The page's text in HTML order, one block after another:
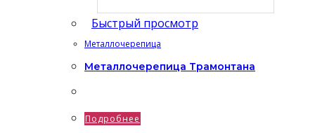
Быстрый просмотр
Металлочерепица
Металлочерепица Трамонтана
Подробнее